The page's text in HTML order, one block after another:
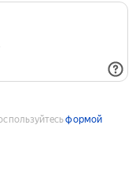
формой